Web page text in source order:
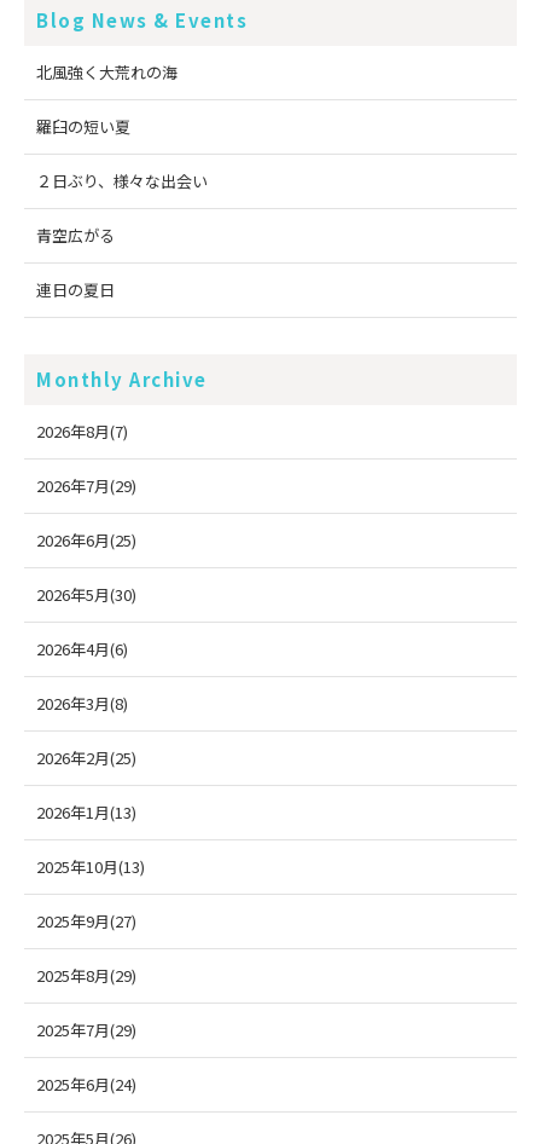
Blog News & Events
北風強く大荒れの海
羅臼の短い夏
２日ぶり、様々な出会い
青空広がる
連日の夏日
Monthly Archive
2026年8月(7)
2026年7月(29)
2026年6月(25)
2026年5月(30)
2026年4月(6)
2026年3月(8)
2026年2月(25)
2026年1月(13)
2025年10月(13)
2025年9月(27)
2025年8月(29)
2025年7月(29)
2025年6月(24)
2025年5月(26)